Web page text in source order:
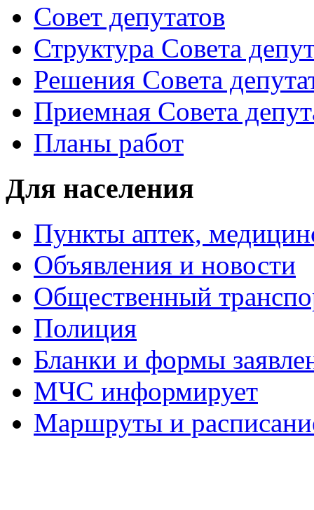
Совет депутатов
Структура Совета
Решения Совета
Приемная Совета
Планы работ
Для населения
Пункты аптек,
Объявления и новости
Общественный
Полиция
Бланки и формы
МЧС информирует
Маршруты и